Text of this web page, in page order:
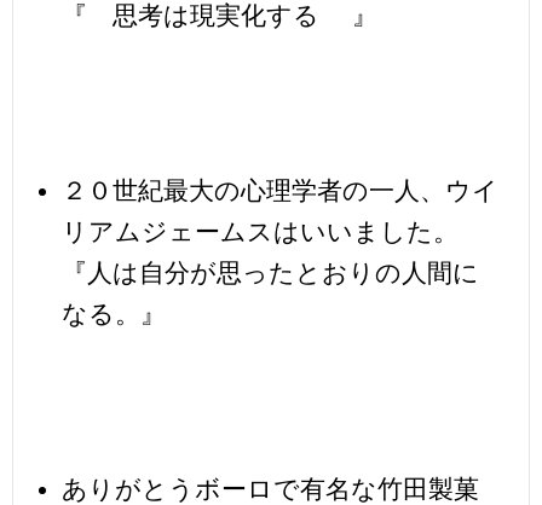
『 思考は現実化する 』
２０世紀最大の心理学者の一人、ウイ
リアムジェームスはいいました。
『人は自分が思ったとおりの人間に
なる。』
ありがとうボーロで有名な竹田製菓